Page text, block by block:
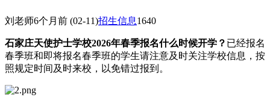
刘老师6个月前 (02-11)招生信息1640
石家庄天使护士学校2026年春季报名什么时候开学？ 已经报名
春季班和即将报名春季班的学生请注意及时关注学校信息，按
照规定时间及时来校，以免错过报到。